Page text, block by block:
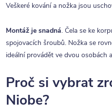
Veškeré kování a nožka jsou
Montáž je snadná. Čela se ke
spojovacích šroubů. Nožka se
ideální provádět ve dvou osobách
Proč si vybrat
Niobe?